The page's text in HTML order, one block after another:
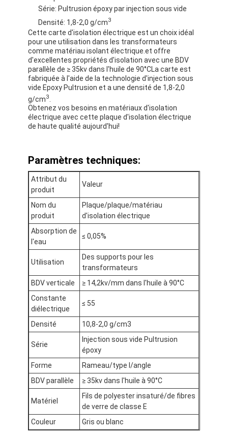
Visite d'usine
Contrôle de qualité
Contactez-nous
Bande adhésive d'isolation
Bande d'isolation de tissu en verre
Ruban adhésif de tissu en verre
Ruban adhésif de film de Polyimide
Ruban adhésif de papier d'aluminium
Bande de tissu en verre de papier d'aluminium
L'aluminium a fait face au papier d'emballage
Tissu de fibre de verre de papier d'aluminium
Bande de canevas d'aluminium
Ruban adhésif de tissu
Ruban adhésif dégrossi par double
Ruban adhésif d'ANIMAL FAMILIER
Moulage de précision de précision
Panneau d'isolation électrique
Série: Pultrusion époxy par injection sous vide
Densité: 1,8-2,0 g/cm3
Cette carte d'isolation électrique est un choix idéal
pour une utilisation dans les transformateurs
comme matériau isolant électrique.et offre
d'excellentes propriétés d'isolation avec une BDV
parallèle de ≥ 35kv dans l'huile de 90°CLa carte est
fabriquée à l'aide de la technologie d'injection sous
vide Epoxy Pultrusion et a une densité de 1,8-2,0
g/cm3
Obtenez vos besoins en matériaux d'isolation
électrique avec cette plaque d'isolation électrique
de haute qualité aujourd'hui!
Paramètres techniques:
Attribut du
produit
Valeur
Nom du
produit
Plaque/plaque/matériau
d'isolation électrique
Absorption de
l'eau
≤ 0,05%
Utilisation
Des supports pour les
transformateurs
BDV verticale
≥ 14,2kv/mm dans l'huile à 90°C
Constante
diélectrique
≤ 55
Densité 10,8-2,0 g/cm3
Série
Injection sous vide Pultrusion
époxy
Forme
Rameau/type I/angle
BDV parallèle
≥ 35kv dans l'huile à 90°C
Matériel
Fils de polyester insaturé/de fibres
de verre de classe E
Couleur
Gris ou blanc